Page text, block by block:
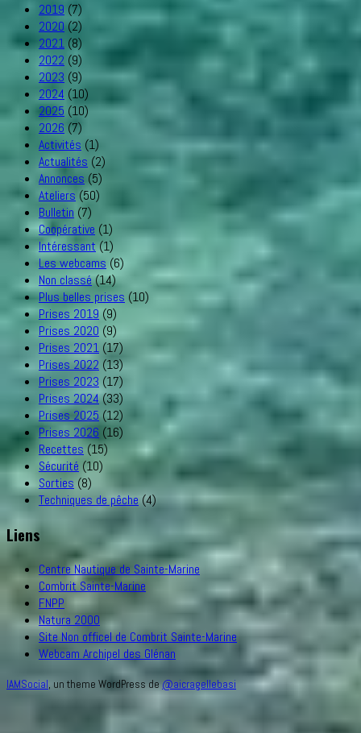
2019 (7)
2020 (2)
2021 (8)
2022 (9)
2023 (9)
2024 (10)
2025 (10)
2026 (7)
Activités (1)
Actualités (2)
Annonces (5)
Ateliers (50)
Bulletin (7)
Coopérative (1)
Intéressant(1)
Les webcams (6)
Non classé(14)
Plus belles prises (10)
Prises 2019 (9)
Prises 2020 (9)
Prises 2021 (17)
Prises 2022 (13)
Prises 2023 (17)
Prises 2024(33)
Prises 2025 (12)
Prises 2026 (16)
Recettes (15)
Sécurité (10)
Sorties (8)
Techniques de pêche(4)
Liens
Centre Nautique de Sainte-Marine
Combrit Sainte-Marine
FNPP
Natura 2000
Site Non officel de Combrit Sainte-Marine
Webcam Archipel des Glénan
IAMSocial, un theme WordPress de@aicragellebasi